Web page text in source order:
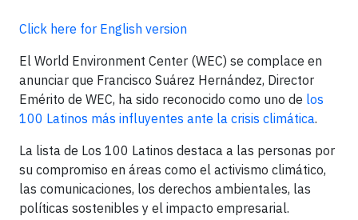
Click here for English version
El World Environment Center (WEC) se complace en
anunciar que Francisco Suárez Hernández, Director
Emérito de WEC, ha sido reconocido como uno de los
100 Latinos más influyentes ante la crisis climática.
La lista de Los 100 Latinos destaca a las personas por
su compromiso en áreas como el activismo climático,
las comunicaciones, los derechos ambientales, las
políticas sostenibles y el impacto empresarial.